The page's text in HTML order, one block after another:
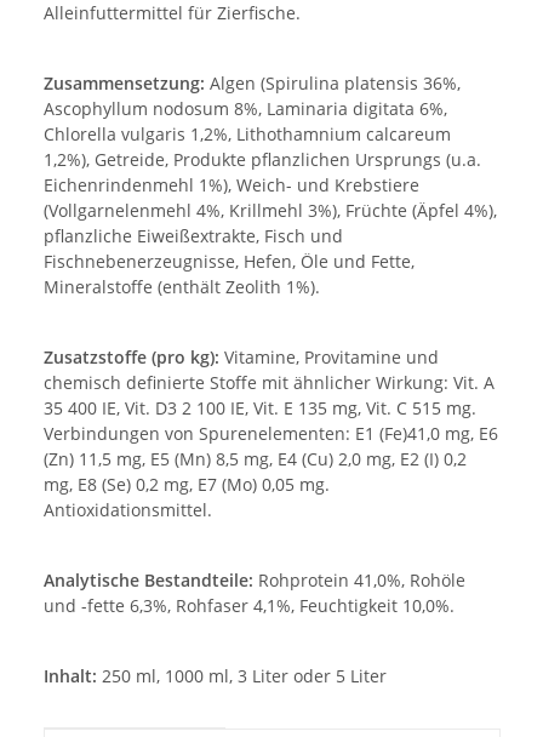
Alleinfuttermittel für Zierfische.
Zusammensetzung: Algen (Spirulina platensis 36%,
Ascophyllum nodosum 8%, Laminaria digitata 6%,
Chlorella vulgaris 1,2%, Lithothamnium calcareum
1,2%), Getreide, Produkte pflanzlichen Ursprungs (u.a.
Eichenrindenmehl 1%), Weich- und Krebstiere
(Vollgarnelenmehl 4%, Krillmehl 3%), Früchte (Äpfel 4%),
pflanzliche Eiweißextrakte, Fisch und
Fischnebenerzeugnisse, Hefen, Öle und Fette,
Mineralstoffe (enthält Zeolith 1%).
Zusatzstoffe (pro kg): Vitamine, Provitamine und
chemisch definierte Stoffe mit ähnlicher Wirkung: Vit. A
35 400 IE, Vit. D3 2 100 IE, Vit. E 135 mg, Vit. C 515 mg.
Verbindungen von Spurenelementen: E1 (Fe)41,0 mg, E6
(Zn) 11,5 mg, E5 (Mn) 8,5 mg, E4 (Cu) 2,0 mg, E2 (I) 0,2
mg, E8 (Se) 0,2 mg, E7 (Mo) 0,05 mg.
Antioxidationsmittel.
Analytische Bestandteile: Rohprotein 41,0%, Rohöle
und -fette 6,3%, Rohfaser 4,1%, Feuchtigkeit 10,0%.
Inhalt: 250 ml, 1000 ml, 3 Liter oder 5 Liter